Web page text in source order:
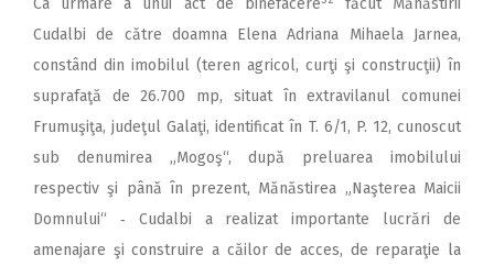
Ca urmare a unui act de binefacere
făcut Mănăstirii
Cudalbi de către doamna Elena Adriana Mihaela Jarnea,
constând din imobilul (teren agricol, curţi şi construcţii) în
suprafaţă de 26.700 mp, situat în extravilanul comunei
Frumuşiţa, judeţul Galaţi, identificat în T. 6/1, P. 12, cunoscut
sub denumirea „Mogoş“, după preluarea imobilului
respectiv şi până în prezent, Mănăstirea „Naşterea Maicii
Domnului“ ‑ Cudalbi a realizat importante lucrări de
amenajare şi construire a căilor de acces, de reparaţie la